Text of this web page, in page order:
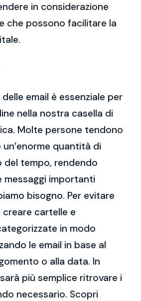
in considerazione
che possono facilitare la
delle email è essenziale per
nella nostra casella di
Molte persone tendono
quantità di
del tempo, rendendo
messaggi importanti
bisogno. Per evitare
creare cartelle e
in modo
le email in base al
o alla data. In
più semplice ritrovare i
necessario. Scopri